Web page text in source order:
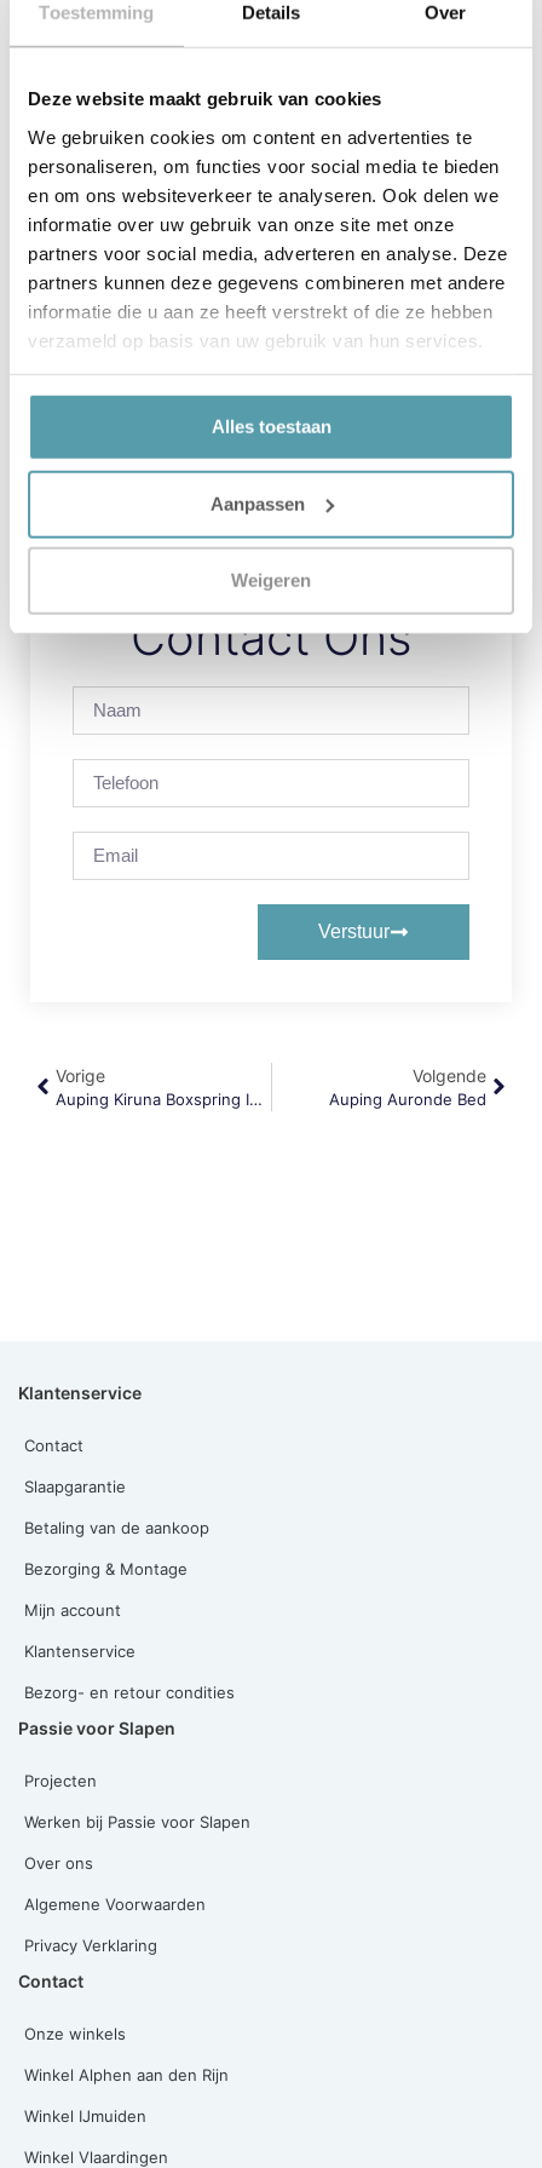
Toestemming Details Over
Deze website maakt gebruik van cookies
We gebruiken cookies om content en advertenties te
personaliseren, om functies voor social media te bieden
en om ons websiteverkeer te analyseren. Ook delen we
informatie over uw gebruik van onze site met onze
partners voor social media, adverteren en analyse. Deze
partners kunnen deze gegevens combineren met andere
informatie die u aan ze heeft verstrekt of die ze hebben
verzameld op basis van uw gebruik van hun services.
Alles toestaan
Aanpassen
Weigeren
Deel
Bekijk meer artikelen
Auping Connect
Het is tijd! Tijd voor vernieuwing, tijd voor innovatie en
tijd om jouw bed helemaal klaar te maken voor de
Read More »
Of je nu op zoek bent naar een licht en verkoelend
dekbed of een zwaar en warm dekbed, bij Auping
Read More »
Contact Ons
Verstuur
Vorige
Auping Kiruna Boxspring Info
Volgende
Auping Auronde Bed
Klantenservice
Contact
Slaapgarantie
Betaling van de aankoop
Bezorging & Montage
Mijn account
Klantenservice
Bezorg- en retour condities
Passie voor Slapen
Projecten
Werken bij Passie voor Slapen
Over ons
Algemene Voorwaarden
Privacy Verklaring
Contact
Onze winkels
Winkel Alphen aan den Rijn
Winkel IJmuiden
Winkel Vlaardingen